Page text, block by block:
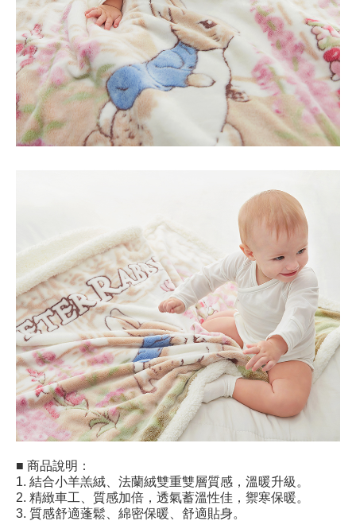
■ 商品說明：
1. 結合小羊羔絨、法蘭絨雙重雙層質感，溫暖升級。
2. 精緻車工、質感加倍，透氣蓄溫性佳，禦寒保暖。
3. 質感舒適蓬鬆、綿密保暖、舒適貼身。